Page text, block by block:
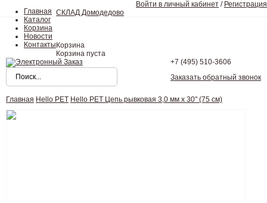
Главная
Каталог
Корзина
Новости
Контакты
Войти в личный кабинет / Регистрация
СКЛАД Домодедово
Корзина
Корзина пуста
+7 (495) 510-3606
Заказать обратный звонок
Главная Hello PET Hello PET Цепь рывковая 3,0 мм х 30" (75 см)